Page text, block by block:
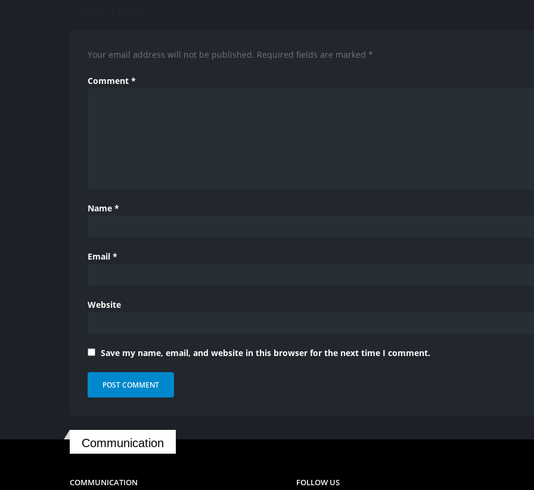
Your email address will not be published. Required fields are marked *
Comment *
Name *
Email *
Website
Save my name, email, and website in this browser for the next time I comment.
Communication
COMMUNICATION FOLLOW US